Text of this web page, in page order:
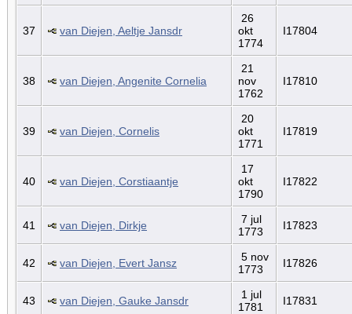
37 van Diejen, Aeltje Jansdr
26
okt
1774
I17804
38 van Diejen, Angenite Cornelia
21
nov
1762
I17810
39 van Diejen, Cornelis
20
okt
1771
I17819
40 van Diejen, Corstiaantje
17
okt
1790
I17822
41 van Diejen, Dirkje
7 jul
1773
I17823
42 van Diejen, Evert Jansz
5 nov
1773
I17826
43 van Diejen, Gauke Jansdr
1 jul
1781
I17831